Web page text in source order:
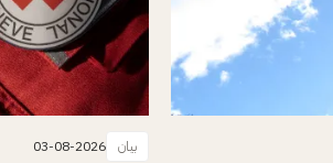
بيان 03-08-2026